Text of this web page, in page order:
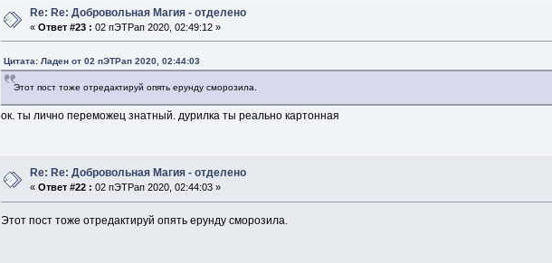
Re: Re: Добровольная Магия - отделено
«Ответ #23 : 02 пЭТРап 2020, 02:49:12 »
Цитата: Ладен от 02 пЭТРап 2020, 02:44:03
Этот пост тоже отредактируй опять ерунду сморозила.
ок. ты лично переможец знатный. дурилка ты реально картонная
Re: Re: Добровольная Магия - отделено
«Ответ #22 : 02 пЭТРап 2020, 02:44:03 »
Этот пост тоже отредактируй опять ерунду сморозила.